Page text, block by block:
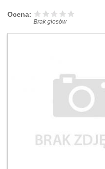
Ocena:
Brak głosów